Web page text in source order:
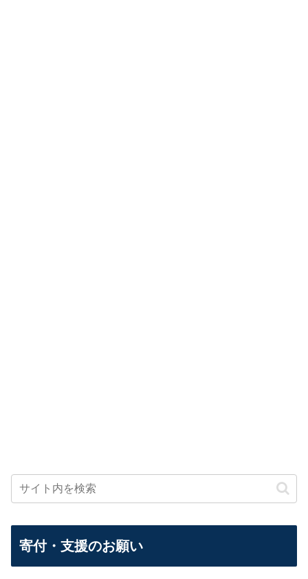
寄付・支援のお願い